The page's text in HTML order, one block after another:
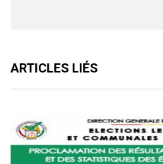
ARTICLES LIÉS